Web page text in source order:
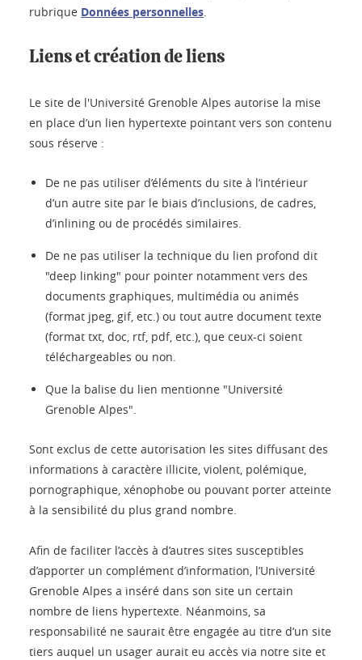
rubrique Données personnelles.
Liens et création de liens
Le site de l'Université Grenoble Alpes autorise la mise
en place d’un lien hypertexte pointant vers son contenu
sous réserve :
De ne pas utiliser d’éléments du site à l’intérieur
d’un autre site par le biais d’inclusions, de cadres,
d’inlining ou de procédés similaires.
De ne pas utiliser la technique du lien profond dit
"deep linking" pour pointer notamment vers des
documents graphiques, multimédia ou animés
(format jpeg, gif, etc.) ou tout autre document texte
(format txt, doc, rtf, pdf, etc.), que ceux-ci soient
téléchargeables ou non.
Que la balise du lien mentionne "Université
Grenoble Alpes".
Sont exclus de cette autorisation les sites diffusant des
informations à caractère illicite, violent, polémique,
pornographique, xénophobe ou pouvant porter atteinte
à la sensibilité du plus grand nombre.
Afin de faciliter l’accès à d’autres sites susceptibles
d’apporter un complément d’information, l’Université
Grenoble Alpes a inséré dans son site un certain
nombre de liens hypertexte. Néanmoins, sa
responsabilité ne saurait être engagée au titre d’un site
tiers auquel un usager aurait eu accès via notre site et